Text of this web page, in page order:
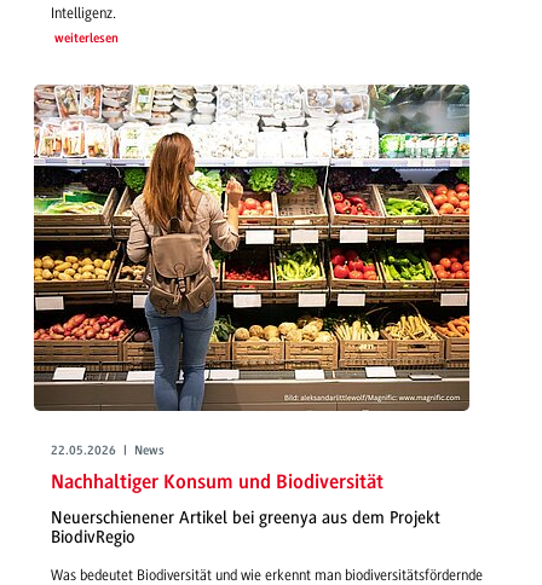
Intelligenz.
weiterlesen
22.05.2026 | News
Nachhaltiger Konsum und Biodiversität
Neuerschienener Artikel bei greenya aus dem Projekt
BiodivRegio
Was bedeutet Biodiversität und wie erkennt man biodiversitätsfördernde